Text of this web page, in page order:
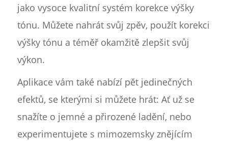
jako vysoce kvalitní systém korekce výšky
tónu. Můžete nahrát svůj zpěv, použít korekci
výšky tónu a téměř okamžitě zlepšit svůj
výkon.
Aplikace vám také nabízí pět jedinečných
efektů, se kterými si můžete hrát: Ať už se
snažíte o jemné a přirozené ladění, nebo
experimentujete s mimozemsky znějícím